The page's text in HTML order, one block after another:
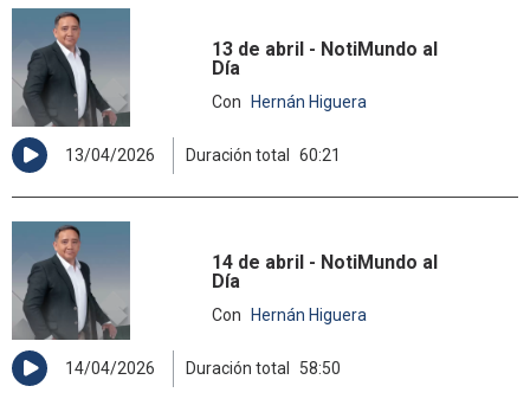
13 de abril - NotiMundo al
Día
Con Hernán Higuera
13/04/2026 Duración total 60:21
14 de abril - NotiMundo al
Día
Con Hernán Higuera
14/04/2026 Duración total 58:50